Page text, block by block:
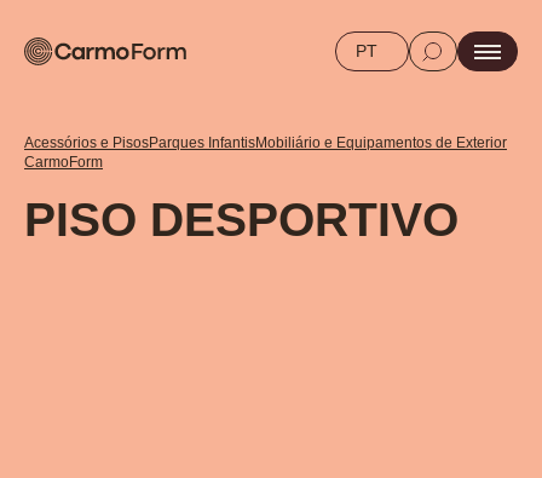
PT
Acessórios e PisosParques InfantisMobiliário e Equipamentos de Exterior
CarmoForm
PISO DESPORTIVO